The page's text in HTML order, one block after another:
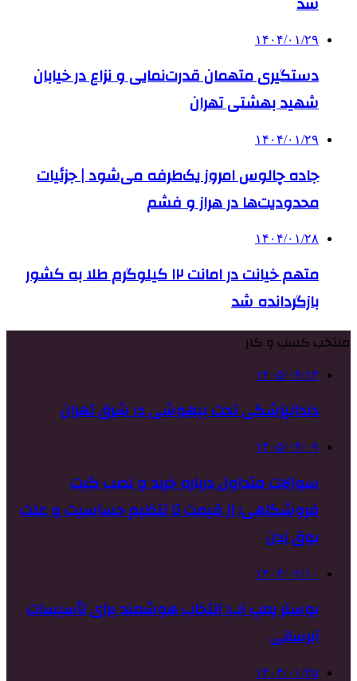
۱۴۰۴/۰۱/۲۹
دستگیری متهمان قدرت‌نمایی و نزاع در خیابان
شهید بهشتی تهران
۱۴۰۴/۰۱/۲۹
جاده چالوس امروز یک‌طرفه می‌شود | جزئیات
محدودیت‌ها در هراز و فشم
۱۴۰۴/۰۱/۲۸
متهم خیانت در امانت ۱۲ کیلوگرم طلا به کشور
بازگردانده شد
منتخب کسب و کار
۱۴۰۵/۰۴/۱۳
دندانپزشکی تحت بیهوشی در شرق تهران
۱۴۰۵/۰۴/۰۹
سوالات متداول درباره خرید و نصب گیت
فروشگاهی؛ از قیمت تا تنظیم حساسیت و علت
بوق زدن
۱۴۰۴/۰۲/۱۰
بوستر پمپ آب: انتخاب هوشمند برای تأسیسات
آبرسانی
۱۴۰۴/۰۱/۲۵